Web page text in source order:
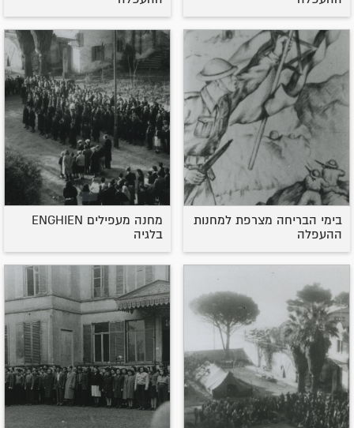
בימי הבריחה מצרפת למחנות
ההעפלה
מחנה מעפילים ENGHIEN
בלגיה